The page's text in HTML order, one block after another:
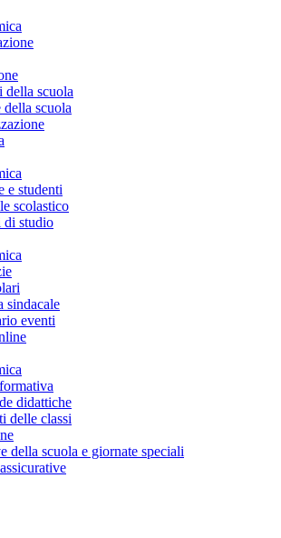
della scuola
della scuola
e studenti
scolastico
di studio
sindacale
eventi
didattiche
delle classi
della scuola e giornate speciali